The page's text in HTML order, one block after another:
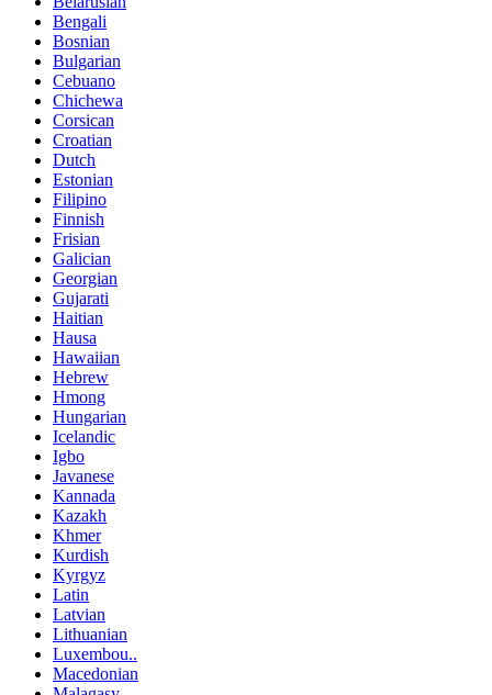
Bengali
Bosnian
Bulgarian
Cebuano
Chichewa
Corsican
Croatian
Dutch
Estonian
Filipino
Finnish
Frisian
Galician
Georgian
Gujarati
Haitian
Hausa
Hawaiian
Hebrew
Hmong
Hungarian
Icelandic
Igbo
Javanese
Kannada
Kazakh
Khmer
Kurdish
Kyrgyz
Latin
Latvian
Lithuanian
Luxembou..
Macedonian